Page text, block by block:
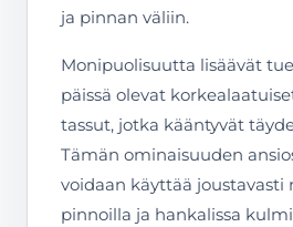
ja pinnan väliin.
Monipuolisuutta lisäävät
päissä olevat
tassut, jotka kääntyvät
Tämän ominaisuuden
voidaan käyttää joustavasti
pinnoilla ja hankalissa